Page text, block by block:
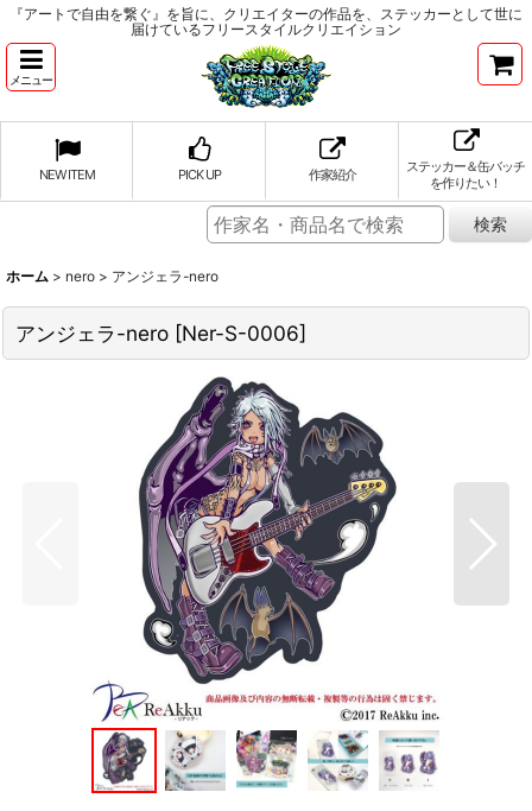
『アートで自由を繋ぐ』を旨に、クリエイターの作品を、ステッカーとして世に
届けているフリースタイルクリエイション
メニュー
NEW ITEM PICK UP 作家紹介
ステッカー＆缶バッチ
を作りたい！
ホーム > nero > アンジェラ-nero
アンジェラ-nero [Ner-S-0006]